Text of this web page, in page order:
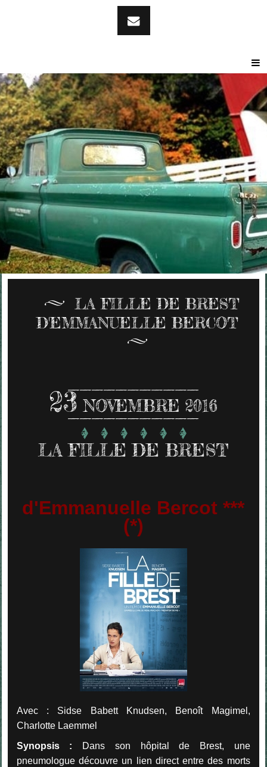
LA FILLE DE BREST
D'EMMANUELLE BERCOT
23 NOVEMBRE 2016
LA FILLE DE BREST
d'Emmanuelle Bercot ***
(*)
Avec : Sidse Babett Knudsen, Benoît Magimel,
Charlotte Laemmel
Synopsis : Dans son hôpital de Brest, une
pneumologue découvre un lien direct entre des morts